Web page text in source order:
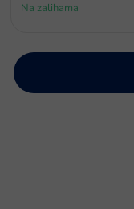
Na zalihama